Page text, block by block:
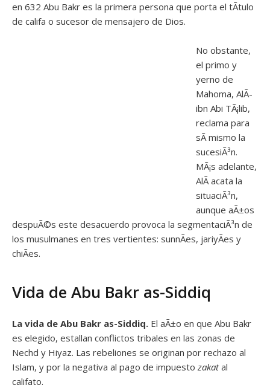
en 632 Abu Bakr es la primera persona que porta el tÃ­tulo
de califa o sucesor de mensajero de Dios.
No obstante,
el primo y
yerno de
Mahoma, AlÃ­
ibn Abi TÃ¡lib,
reclama para
sÃ­ mismo la
sucesiÃ³n.
MÃ¡s adelante,
AlÃ­ acata la
situaciÃ³n,
aunque aÃ±os
despuÃ©s este desacuerdo provoca la segmentaciÃ³n de
los musulmanes en tres vertientes: sunnÃ­es, jariyÃ­es y
chiÃ­es.
Vida de Abu Bakr as-Siddiq
La vida de Abu Bakr as-Siddiq. El aÃ±o en que Abu Bakr
es elegido, estallan conflictos tribales en las zonas de
Nechd y Hiyaz. Las rebeliones se originan por rechazo al
Islam, y por la negativa al pago de impuestozakatal
califato.